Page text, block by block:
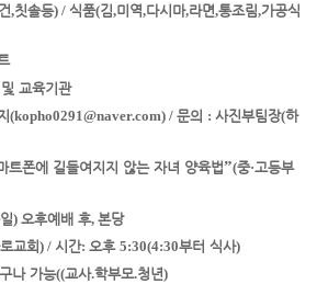
,칫솔등) / 식품(김,미역,다시마,라면,통조림,가공식
및 교육기관
(kopho0291@naver.com) / 문의 : 사진부팀장(하
트폰에 길들여지지 않는 자녀 양육법”(중·고등부
) 오후예배 후, 본당
교회) / 시간: 오후 5:30(4:30부터 식사)
나 가능((교사.학부모.청년)